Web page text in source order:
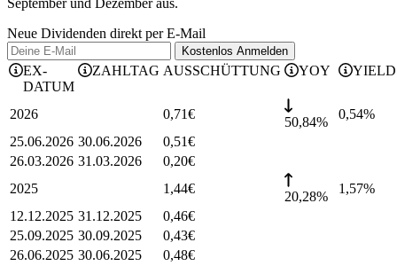
September und Dezember aus.
Neue Dividenden direkt per E-Mail
Kostenlos Anmelden
EX-
DATUM
ZAHLTAG AUSSCHÜTTUNG YOY YIELD
2026 0,71€
50,84%
0,54%
25.06.2026 30.06.2026 0,51€
26.03.2026 31.03.2026 0,20€
2025
1,44€
20,28%
1,57%
12.12.2025 31.12.2025 0,46€
25.09.2025 30.09.2025 0,43€
26.06.2025 30.06.2025 0,48€